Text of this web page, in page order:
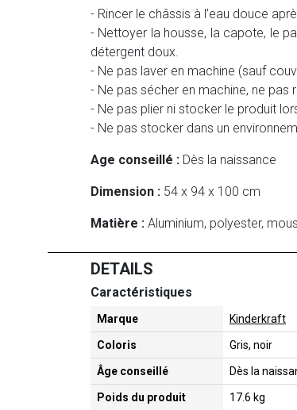
- Rincer le châssis à l’eau douce
- Nettoyer la housse, la capote, le
détergent doux.
- Ne pas laver en machine (sauf
- Ne pas sécher en machine, ne pas
- Ne pas plier ni stocker le produit
- Ne pas stocker dans un
Age conseillé : Dès la naissance
Dimension : 54 x 94 x 100 cm
Matière : Aluminium, polyester,
DETAILS
Caractéristiques
Marque Kinderkraft
Coloris Gris, noir
Âge conseillé Dès la
Poids du produit 17.6 kg